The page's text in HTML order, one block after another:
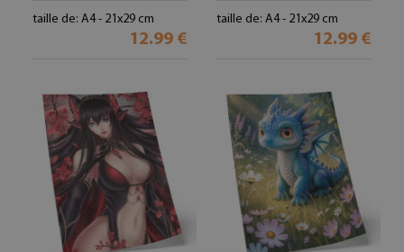
taille de: A4 - 21x29 cm
12.99 €
taille de: A4 - 21x29 cm
12.99 €